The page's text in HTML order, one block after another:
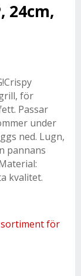
24cm,
för
Passar
under
ned. Lugn,
pannans
kvalitet.
för